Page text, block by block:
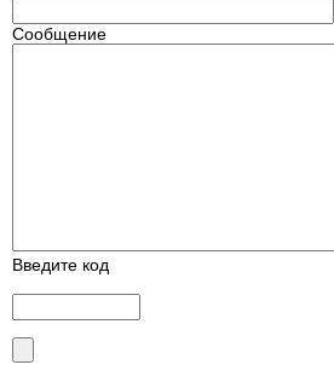
Сообщение
Введите код